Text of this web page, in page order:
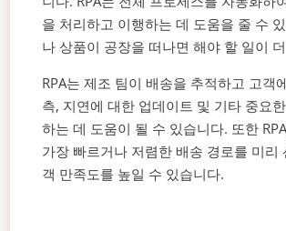
을 처리하고 이행하는 데 도움을 줄 수
나 상품이 공장을 떠나면 해야 할 일이
RPA는 제조 팀이 배송을 추적하고 고객
측, 지연에 대한 업데이트 및 기타 중요
하는 데 도움이 될 수 있습니다. 또한
가장 빠르거나 저렴한 배송 경로를 미리
객 만족도를 높일 수 있습니다.